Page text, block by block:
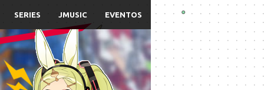
SERIES JMUSIC EVENTOS